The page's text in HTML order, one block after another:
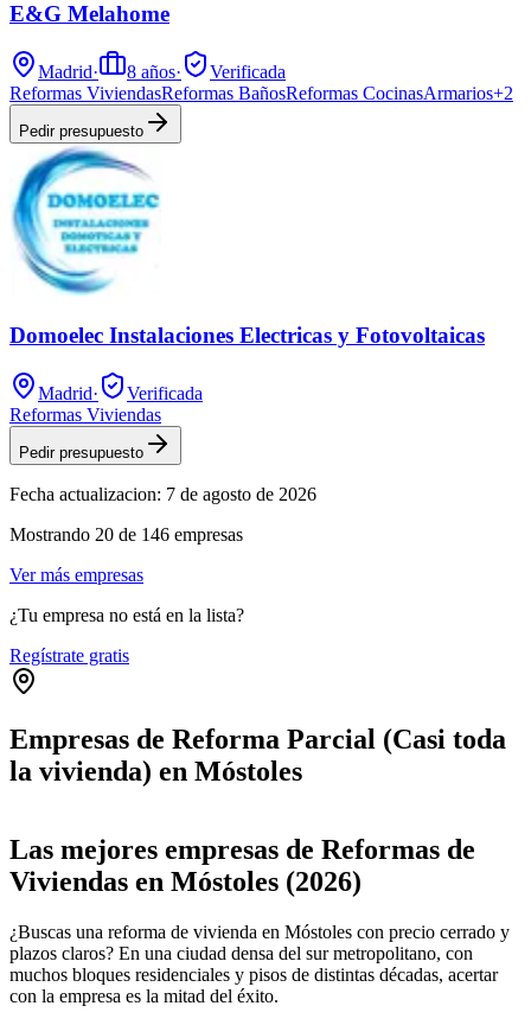
E&G Melahome
Madrid· 8 años·
Verificada
Reformas ViviendasReformas BañosReformas CocinasArmarios+2
Pedir presupuesto
Domoelec Instalaciones Electricas y Fotovoltaicas
Madrid·
Verificada
Reformas Viviendas
Pedir presupuesto
Fecha actualizacion: 7 de agosto de 2026
Mostrando 20 de 146 empresas
Ver más empresas
¿Tu empresa no está en la lista?
Regístrate gratis
Empresas de Reforma Parcial (Casi toda
la vivienda) en Móstoles
+
−
Las mejores empresas de Reformas de
Viviendas en Móstoles (2026)
¿Buscas una reforma de vivienda en Móstoles con precio cerrado y
plazos claros? En una ciudad densa del sur metropolitano, con
muchos bloques residenciales y pisos de distintas décadas, acertar
con la empresa es la mitad del éxito.